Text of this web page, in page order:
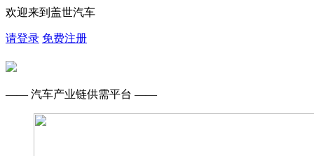
欢迎来到盖世汽车
请登录 免费注册
—— 汽车产业链供需平台 ——